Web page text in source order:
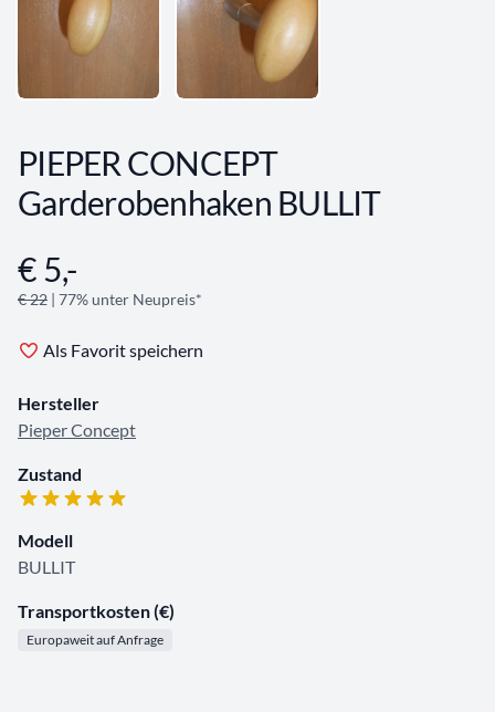
PIEPER CONCEPT
Garderobenhaken BULLIT
Angebotsinformationen
€ 5,-
€ 22 | 77% unter Neupreis*
Als Favorit speichern
Hersteller
Pieper Concept
Zustand
Modell
BULLIT
Transportkosten (€)
Europaweit auf Anfrage